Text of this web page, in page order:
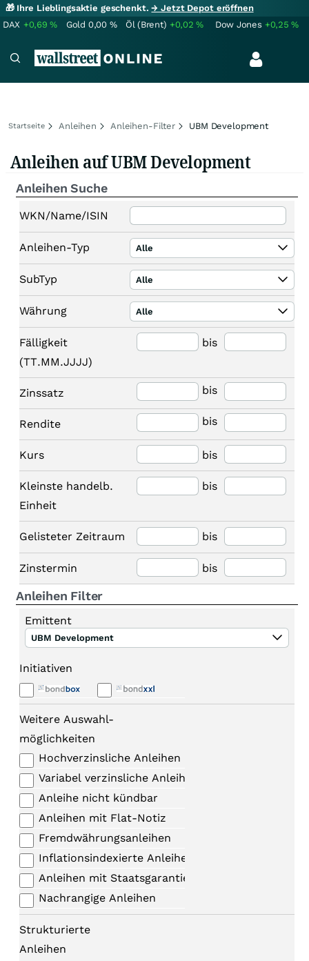
🎁 Ihre Lieblingsaktie geschenkt.→ Jetzt Depot eröffnen
DAX +0,69% Gold 0,00 % Öl (Brent) +0,02% Dow Jones +0,25%
Startseite Anleihen Anleihen-Filter UBM Development
Anleihen auf UBM Development
Anleihen Suche
WKN/Name/ISIN
Anleihen-Typ Alle
SubTyp Alle
Währung Alle
Fälligkeit
(TT.MM.JJJJ)
bis
Zinssatz bis
Rendite bis
Kurs bis
Kleinste handelb.
Einheit
bis
Gelisteter Zeitraum bis
Zinstermin bis
Anleihen Filter
Emittent
UBM Development
Initiativen
Weitere Auswahl-
möglichkeiten
Hochverzinsliche Anleihen
Variabel verzinsliche Anleihen
Anleihe nicht kündbar
Anleihen mit Flat-Notiz
Fremdwährungsanleihen
Inflationsindexierte Anleihen
Anleihen mit Staatsgarantie
Nachrangige Anleihen
Strukturierte
Anleihen